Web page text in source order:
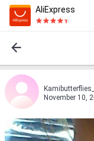
AliExpress
November 10,